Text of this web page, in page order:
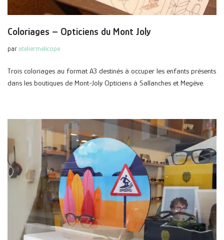
Coloriages – Opticiens du Mont Joly
par ateliermelicope
Trois coloriages au format A3 destinés à occuper les enfants présents
dans les boutiques de Mont-Joly Opticiens à Sallanches et Megève.